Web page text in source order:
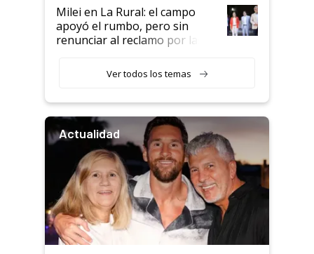
Milei en La Rural: el campo
apoyó el rumbo, pero sin
renunciar al reclamo por las
Ver todos los temas
Actualidad